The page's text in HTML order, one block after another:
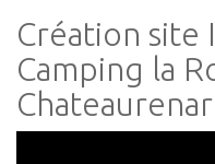
Création
Camping la